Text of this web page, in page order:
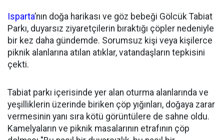
Isparta’nın doğa harikası ve göz bebeği Gölcük Tabiat
Parkı, duyarsız ziyaretçilerin bıraktığı çöpler nedeniyle
bir kez daha gündemde. Sorumsuz kişi veya kişilerce
piknik alanlarına atılan atıklar, vatandaşların tepkisini
çekti.
Tabiat parkı içerisinde yer alan oturma alanlarında ve
yeşilliklerin üzerinde biriken çöp yığınları, doğaya zarar
vermesinin yanı sıra kötü görüntülere de sahne oldu.
Kamelyaların ve piknik masalarının etrafının çöp